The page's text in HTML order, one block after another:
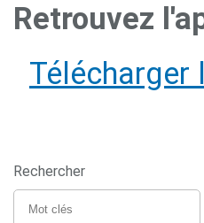
Retrouvez
Télécharger
Rechercher